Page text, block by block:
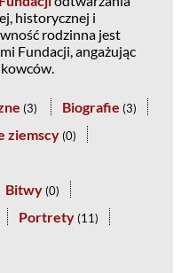
historycznej i
rodzinna jest
Fundacji, angażując
(3) Biografie (3)
ziemscy (0)
Bitwy (0)
Portrety (11)